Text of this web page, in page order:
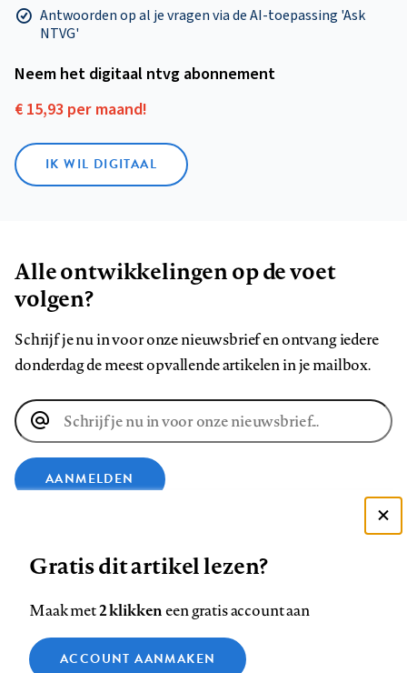
Antwoorden op al je vragen via de AI-toepassing 'Ask
NTVG'
Neem het digitaal ntvg abonnement
€ 15,93 per maand!
IK WIL DIGITAAL
Alle ontwikkelingen op de voet
volgen?
Schrijf je nu in voor onze nieuwsbrief en ontvang iedere
donderdag de meest opvallende artikelen in je mailbox.
E-
mailadres
AANMELDEN
op
op
op
ons
op
Contact Colofon Disclaimer Privacy
Gratis dit artikel lezen?
Maak met2 klikkeneen gratis account aan
ACCOUNT AANMAKEN
Zie onze cookie policy